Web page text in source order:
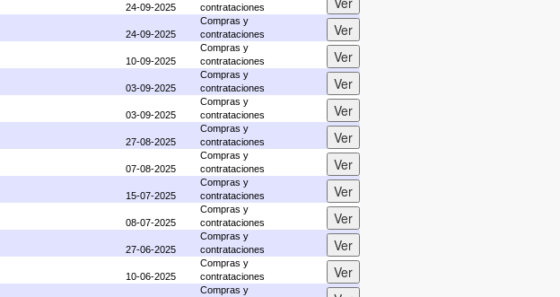
24-09-2025
contrataciones
24-09-2025
Compras y
contrataciones
10-09-2025
Compras y
contrataciones
03-09-2025
Compras y
contrataciones
03-09-2025
Compras y
contrataciones
27-08-2025
Compras y
contrataciones
07-08-2025
Compras y
contrataciones
15-07-2025
Compras y
contrataciones
08-07-2025
Compras y
contrataciones
27-06-2025
Compras y
contrataciones
10-06-2025
Compras y
contrataciones
Compras y